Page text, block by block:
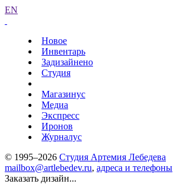
EN
Новое
Инвентарь
Задизайнено
Студия
Магазинус
Медиа
Экспресс
Иронов
Журналус
© 1995–2026 Студия Артемия Лебедева
mailbox@artlebedev.ru, адреса и телефоны
Заказать дизайн...